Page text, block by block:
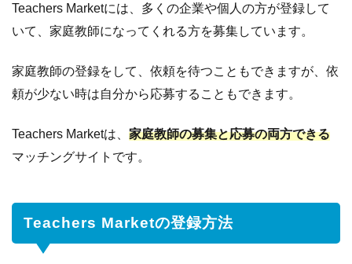
受
け
6 Teachers
記事まと
め
Teachers Marketには、多くの企業や個人の方が登録して
いて、家庭教師になってくれる方を募集しています。
家庭教師の登録をして、依頼を待つこともできますが、依
頼が少ない時は自分から応募することもできます。
Teachers Marketは、 家庭教師の募集と応募の両方できる
マッチングサイトです。
Teachers Marketの登録方法